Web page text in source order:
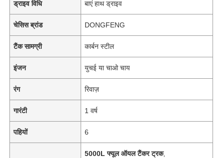
होम
उत्पाद
ड्राइव विधि बाएं हाथ ड्राइव
चेसिस ब्रांड DONGFENG
टैंक सामग्री कार्बन स्टील
इंजन युचई या चाओ चाय
रंग रिवाज़
गारंटी 1 वर्ष
पहियों 6
5000L फ्यूल ऑयल टैंकर ट्रक,